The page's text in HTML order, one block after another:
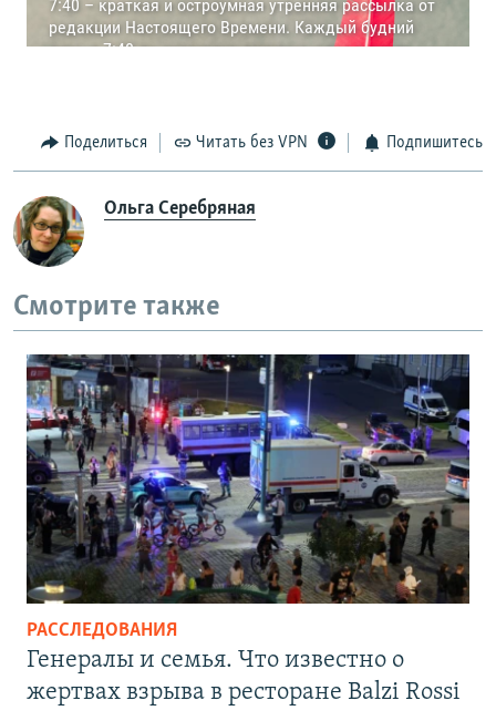
Поделиться Читать без VPN Подпишитесь
Ольга Серебряная
Смотрите также
РАССЛЕДОВАНИЯ
Генералы и семья. Что известно о
жертвах взрыва в ресторане Balzi Rossi